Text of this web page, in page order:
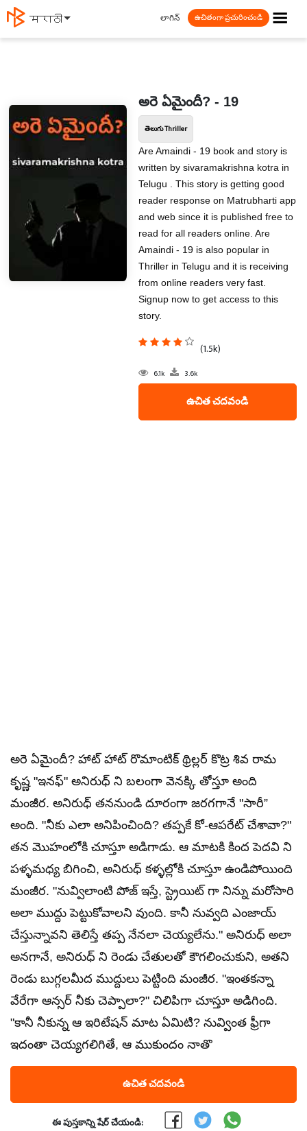
मराठी ☰
లాగిన్ ఉచితంగా ప్రచురించండి
అరె ఏమైందీ? - 19
తెలుగు Thriller
Are Amaindi - 19 book and story is
written by sivaramakrishna kotra in
Telugu . This story is getting good
reader response on Matrubharti app
and web since it is published free to
read for all readers online. Are
Amaindi - 19 is also popular in
Thriller in Telugu and it is receiving
from online readers very fast.
Signup now to get access to this
story.
(1.5k)
6.1k 3.6k
ఉచిత చదవండి
అరె ఏమైందీ? హాట్ హాట్ రొమాంటిక్ థ్రిల్లర్ కొట్ర శివ రామ
కృష్ణ "ఇనఫ్" అనిరుధ్ ని బలంగా వెనక్కి తోస్తూ అంది
మంజీర. అనిరుధ్ తననుండి దూరంగా జరగగానే "సారీ”
అంది. "నీకు ఎలా అనిపించింది? తప్పకే కో-ఆపరేట్ చేశావా?"
తన మొహంలోకి చూస్తూ అడిగాడు. ఆ మాటకి కింద పెదవి ని
పళ్ళమధ్య బిగించి, అనిరుధ్ కళ్ళల్లోకి చూస్తూ ఉండిపోయింది
మంజీర. "నువ్విలాంటి పోజ్ ఇస్తే, స్ట్రెయిట్ గా నిన్ను మరోసారి
అలా ముద్దు పెట్టుకోవాలని వుంది. కానీ నువ్వది ఎంజాయ్
చేస్తున్నావని తెలిస్తే తప్ప నేనలా చెయ్యలేను." అనిరుధ్ అలా
అనగానే, అనిరుధ్ ని రెండు చేతులతో కౌగలించుకుని, అతని
రెండు బుగ్గలమీద ముద్దులు పెట్టింది మంజీర. "ఇంతకన్నా
వేరేగా ఆన్సర్ నీకు చెప్పాలా?" చిలిపిగా చూస్తూ అడిగింది.
"కానీ నీకున్న ఆ ఇరిటేషన్ మాట ఏమిటి? నువ్వింత ఫ్రీగా
ఇదంతా చెయ్యగలిగితే, ఆ ముకుందం నాతొ
ఉచిత చదవండి
ఈ పుస్తకాన్ని షేర్ చేయండి: